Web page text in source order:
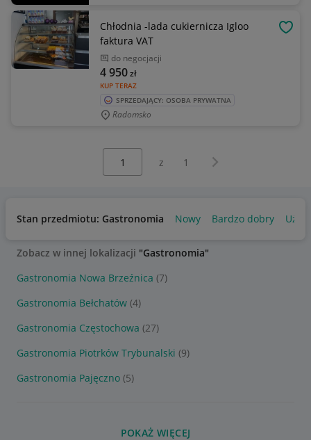
Chłodnia -lada cukiernicza Igloo
faktura VAT
do negocjacji
KUP TERAZ
4 950zł
SPRZEDAJĄCY: OSOBA PRYWATNA
Radomsko
z 1 Następna strona
Stan przedmiotu: Gastronomia Nowy Bardzo dobry
Zobacz w innej lokalizacji "Gastronomia"
Gastronomia Nowa Brzeźnica (7)
Gastronomia Bełchatów (4)
Gastronomia Częstochowa (27)
Gastronomia Piotrków Trybunalski (9)
Gastronomia Pajęczno (5)
POKAŻ WIĘCEJ